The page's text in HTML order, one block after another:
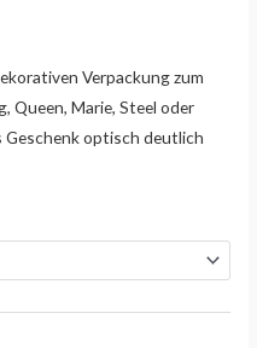
Verpackung zum
Queen, Marie, Steel oder
Geschenk optisch deutlich